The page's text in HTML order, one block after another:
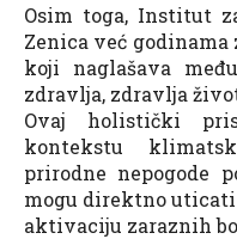
Osim toga, Institut
Zenica već
koji naglašava
zdravlja, zdravlja
Ovaj holistički
kontekstu
prirodne nepogode
mogu direktno
aktivaciju zaraznih